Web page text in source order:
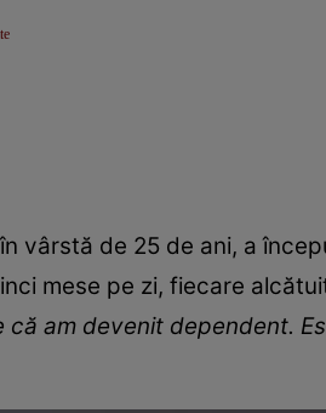
vârstă de 25 de ani, a
mese pe zi, fiecare
că am devenit dependent.